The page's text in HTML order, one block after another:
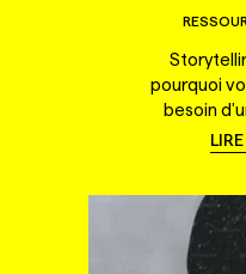
pourquoi
besoin